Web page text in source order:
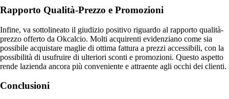
Rapporto Qualità-Prezzo e Promozioni
Infine, va sottolineato il giudizio positivo riguardo al rapporto qualità-
prezzo offerto da Okcalcio. Molti acquirenti evidenziano come sia
possibile acquistare maglie di ottima fattura a prezzi accessibili, con la
possibilità di usufruire di ulteriori sconti e promozioni. Questo aspetto
rende lazienda ancora più conveniente e attraente agli occhi dei clienti.
Conclusioni